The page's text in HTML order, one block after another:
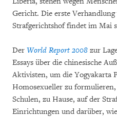
Gericht. Die erste
Strafgerichtshof findet im Mai
Der World Report 2008 zur
Essays über die chinesische
Aktivisten, um die Yogyakarta
Homosexueller zu
Schulen, zu Hause, auf der
Einrichtungen und darüber,